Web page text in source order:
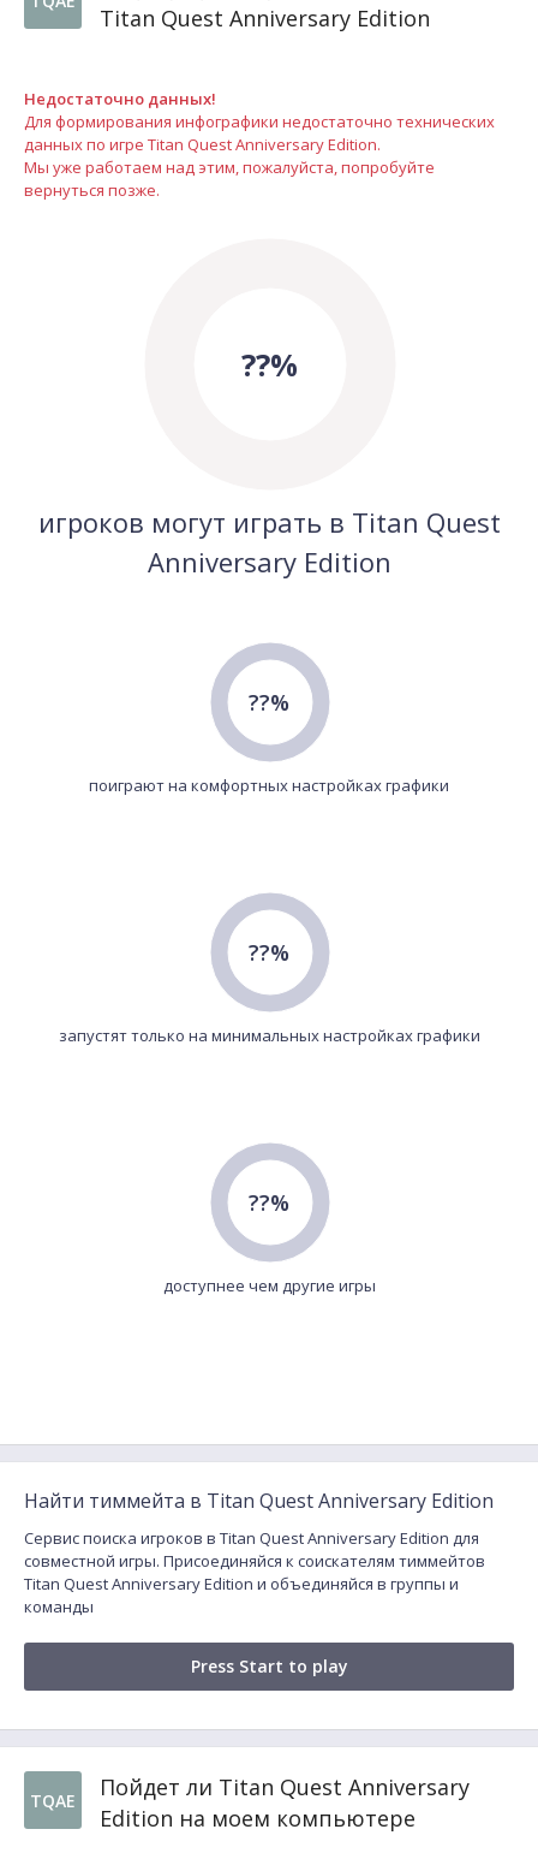
Titan Quest Anniversary Edition
Недостаточно данных!
Для формирования инфографики недостаточно технических
данных по игре Titan Quest Anniversary Edition.
Мы уже работаем над этим, пожалуйста, попробуйте
вернуться позже.
??%
игроков могут играть в Titan Quest
Anniversary Edition
??%
поиграют на комфортных настройках графики
??%
запустят только на минимальных настройках графики
??%
доступнее чем другие игры
Найти тиммейта в Titan Quest Anniversary Edition
Сервис поиска игроков в Titan Quest Anniversary Edition для
совместной игры. Присоединяйся к соискателям тиммейтов
Titan Quest Anniversary Edition и объединяйся в группы и
команды
Press Start to play
TQAE
Пойдет ли Titan Quest Anniversary
Edition на моем компьютере